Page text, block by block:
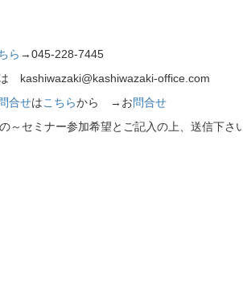
ら →045-228-7445
kashiwazaki@kashiwazaki-office.com
合せはこちらから →お問合せ
セミナー参加希望とご記入の上、送信下さい